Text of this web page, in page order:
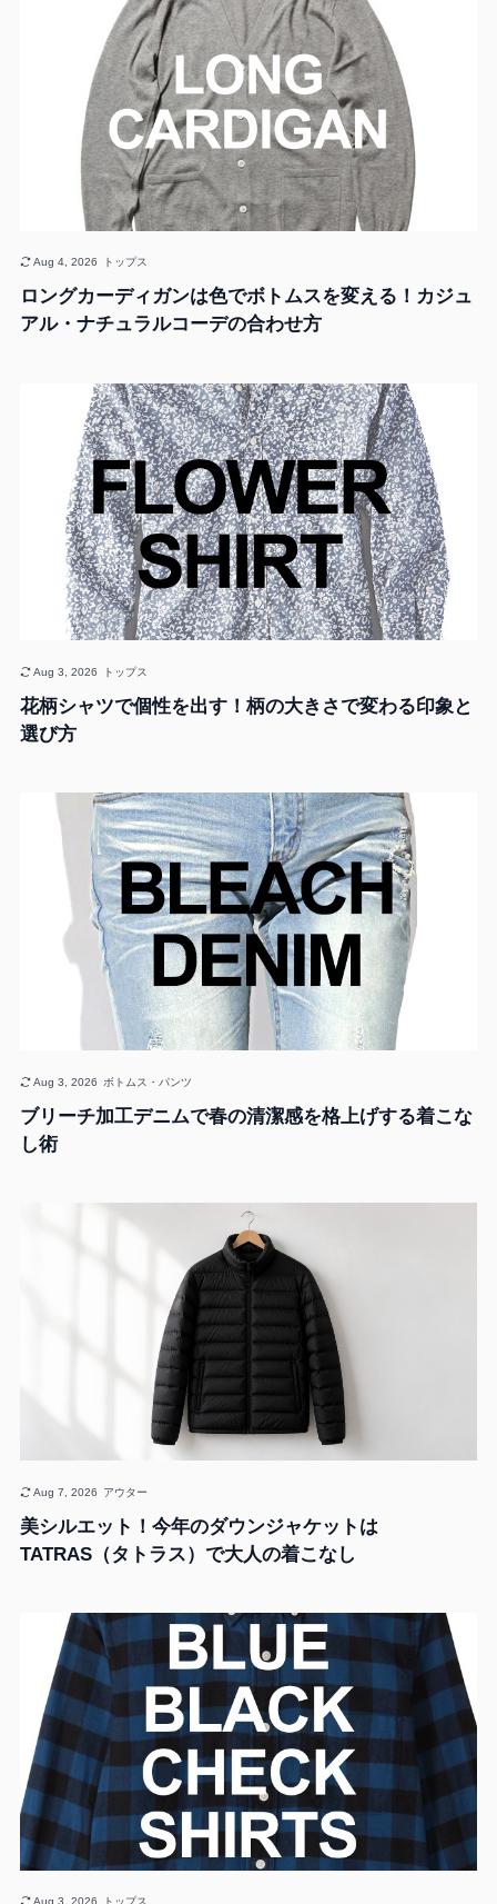
ロングカーディガンは色でボトムスを変える！カジュ
アル・ナチュラルコーデの合わせ方
Aug 4, 2026 トップス
花柄シャツで個性を出す！柄の大きさで変わる印象と
選び方
Aug 3, 2026 トップス
ブリーチ加工デニムで春の清潔感を格上げする着こな
し術
Aug 3, 2026 ボトムス・パンツ
美シルエット！今年のダウンジャケットは
TATRAS（タトラス）で大人の着こなし
Aug 7, 2026 アウター